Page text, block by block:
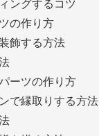
の作り方
飾する方法
ーツの作り方
で縁取りする方法